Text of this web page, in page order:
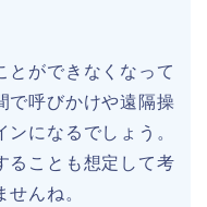
とができなくなって
で呼びかけや遠隔操
になるでしょう。
ることも想定して考
せんね。